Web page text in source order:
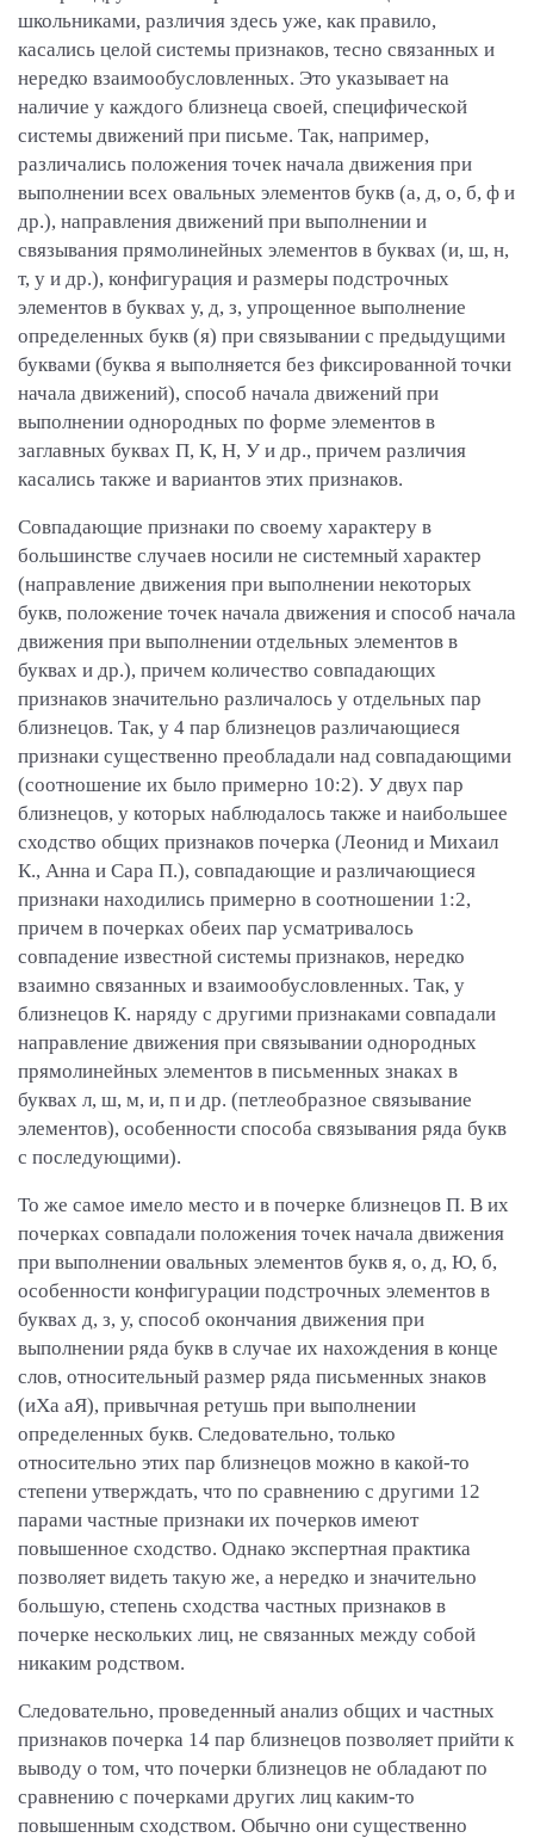
школьниками, различия здесь уже, как правило,
касались целой системы признаков, тесно связанных и
нередко взаимообусловленных. Это указывает на
наличие у каждого близнеца своей, специфической
системы движений при письме. Так, например,
различались положения точек начала движения при
выполнении всех овальных элементов букв (а, д, о, б, ф и
др.), направления движений при выполнении и
связывания прямолинейных элементов в буквах (и, ш, н,
т, у и др.), конфигурация и размеры подстрочных
элементов в буквах у, д, з, упрощенное выполнение
определенных букв (я) при связывании с предыдущими
буквами (буква я выполняется без фиксированной точки
начала движений), способ начала движений при
выполнении однородных по форме элементов в
заглавных буквах П, К, Н, У и др., причем различия
касались также и вариантов этих признаков.
Совпадающие признаки по своему характеру в
большинстве случаев носили не системный характер
(направление движения при выполнении некоторых
букв, положение точек начала движения и способ начала
движения при выполнении отдельных элементов в
буквах и др.), причем количество совпадающих
признаков значительно различалось у отдельных пар
близнецов. Так, у 4 пар близнецов различающиеся
признаки существенно преобладали над совпадающими
(соотношение их было примерно 10:2). У двух пар
близнецов, у которых наблюдалось также и наибольшее
сходство общих признаков почерка (Леонид и Михаил
К., Анна и Сара П.), совпадающие и различающиеся
признаки находились примерно в соотношении 1:2,
причем в почерках обеих пар усматривалось
совпадение известной системы признаков, нередко
взаимно связанных и взаимообусловленных. Так, у
близнецов К. наряду с другими признаками совпадали
направление движения при связывании однородных
прямолинейных элементов в письменных знаках в
буквах л, ш, м, и, п и др. (петлеобразное связывание
элементов), особенности способа связывания ряда букв
с последующими).
То же самое имело место и в почерке близнецов П. В их
почерках совпадали положения точек начала движения
при выполнении овальных элементов букв я, о, д, Ю, б,
особенности конфигурации подстрочных элементов в
буквах д, з, у, способ окончания движения при
выполнении ряда букв в случае их нахождения в конце
слов, относительный размер ряда письменных знаков
(иХа аЯ), привычная ретушь при выполнении
определенных букв. Следовательно, только
относительно этих пар близнецов можно в какой-то
степени утверждать, что по сравнению с другими 12
парами частные признаки их почерков имеют
повышенное сходство. Однако экспертная практика
позволяет видеть такую же, а нередко и значительно
большую, степень сходства частных признаков в
почерке нескольких лиц, не связанных между собой
никаким родством.
Следовательно, проведенный анализ общих и частных
признаков почерка 14 пар близнецов позволяет прийти к
выводу о том, что почерки близнецов не обладают по
сравнению с почерками других лиц каким-то
повышенным сходством. Обычно они существенно